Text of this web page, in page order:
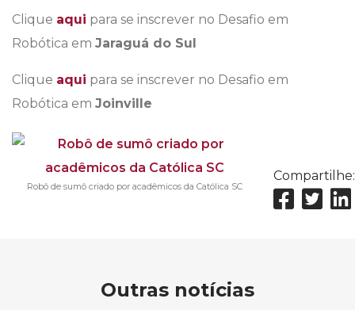
Clique aqui para se inscrever no Desafio em
Robótica em Jaraguá do Sul
Clique aqui para se inscrever no Desafio em
Robótica em Joinville
Robô de sumô criado por acadêmicos da Católica SC
Compartilhe:
Outras notícias